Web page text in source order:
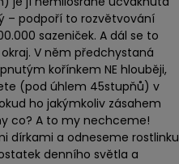
– podpoří to rozvětvování
sazeniček. A dál se to
V něm předchystaná
kořínkem NE hlouběji,
(pod úhlem 45stupňů) v
ho jakýmkoliv zásahem
co? A to my nechceme!
dírkami a odneseme rostlinku
denního světla a